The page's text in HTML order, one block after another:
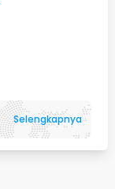
Selengkapnya